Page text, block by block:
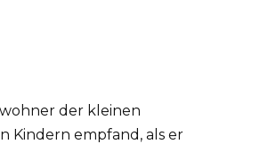
der kleinen
Kindern empfand, als er